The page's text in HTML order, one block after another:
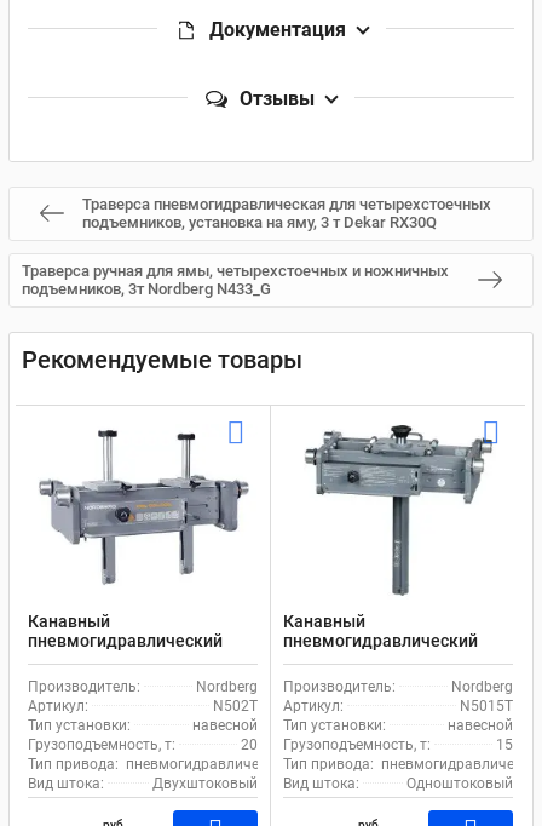
Документация
Отзывы
Траверса пневмогидравлическая для четырехстоечных
подъемников, установка на яму, 3 т Dekar RX30Q
Траверса ручная для ямы, четырехстоечных и ножничных
подъемников, 3т Nordberg N433_G
Рекомендуемые товары
Канавный
пневмогидравлический
навесной двухштоковый
подъемник 20 т N502T
Nordberg
Производитель:
Nordberg
Артикул:
N502T
Тип установки:
навесной
Грузоподъемность, т:
20
Тип привода: пневмогидравлический
Вид штока:
Двухштоковый
Канавный
пневмогидравлический
подъемник 15 т, навесной
одноштоковый N5015T
Nordberg
Производитель:
Nordberg
Артикул:
N5015T
Тип установки:
навесной
Грузоподъемность, т:
15
Тип привода:
Вид штока:
Одноштоковый